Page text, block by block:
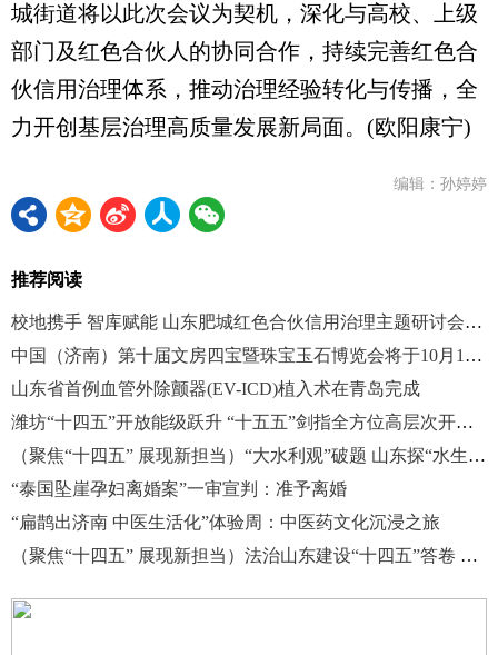
城街道将以此次会议为契机，深化与高校、上级
部门及红色合伙人的协同合作，持续完善红色合
伙信用治理体系，推动治理经验转化与传播，全
力开创基层治理高质量发展新局面。(欧阳康宁)
编辑：孙婷婷
推荐阅读
校地携手 智库赋能 山东肥城红色合伙信用治理主题研讨会召开
中国（济南）第十届文房四宝暨珠宝玉石博览会将于10月16日开幕
山东省首例血管外除颤器(EV-ICD)植入术在青岛完成
潍坊“十四五”开放能级跃升 “十五五”剑指全方位高层次开放新格局
（聚焦“十四五” 展现新担当）“大水利观”破题 山东探“水生万物”之道
“泰国坠崖孕妇离婚案”一审宣判：准予离婚
“扁鹊出济南 中医生活化”体验周：中医药文化沉浸之旅
（聚焦“十四五” 展现新担当）法治山东建设“十四五”答卷 固本兴新筑保障